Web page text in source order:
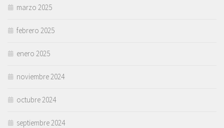
marzo 2025
febrero 2025
enero 2025
noviembre 2024
octubre 2024
septiembre 2024